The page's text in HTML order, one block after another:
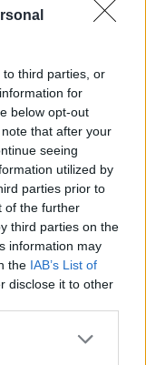
third parties, or
for
below opt-out
that after your
seeing
utilized by
parties prior to
of the further
third parties on the
information may
the IAB’s List of
disclose it to other
or more Google
como
se necesita
dostarjetas. Con
parques y
añadir la
y hacia La
a un coste de 16